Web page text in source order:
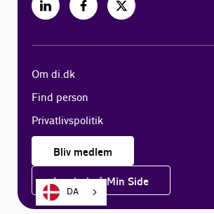
Om di.dk
Find person
Privatlivspolitik
Bliv medlem
Log ind på Min Side
DA